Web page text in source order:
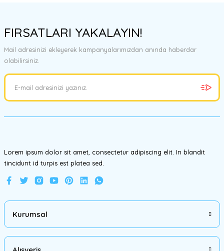
tarafımıza iletebilirsiniz.
Görüş ve önerileriniz için teşekkür ederiz.
Ürün resmi kalitesiz, bozuk veya görüntülenemiyor.
Ürün bilgilerinde hatalar bulunuyor.
FIRSATLARI YAKALAYIN!
Mail adresinizi ekleyerek kampanyalarımızdan anında haberdar
olabilirsiniz.
Lorem ipsum dolor sit amet, consectetur adipiscing elit. In blandit
tincidunt id turpis est platea sed.
Kurumsal